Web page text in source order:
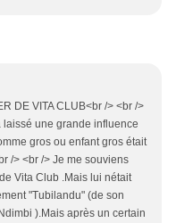
DE VITA CLUB<br /> <br />
une grande influence
gros ou enfant gros était
/> <br /> Je me souviens
Vita Club .Mais lui nétait
"Tubilandu" (de son
).Mais après un certain